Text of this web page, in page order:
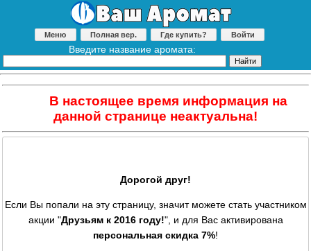
Меню Полная вер. Где купить? Войти
Введите название аромата:
В настоящее время информация на
данной странице неактуальна!
Дорогой друг!
Если Вы попали на эту страницу, значит можете стать участником
акции "Друзьям к 2016 году!", и для Вас активирована
персональная скидка 7%!